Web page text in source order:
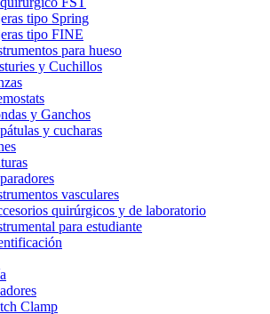
tipo Spring
tipo FINE
para hueso
y Cuchillos
y Ganchos
y cucharas
vasculares
quirúrgicos y de laboratorio
para estudiante
Clamp